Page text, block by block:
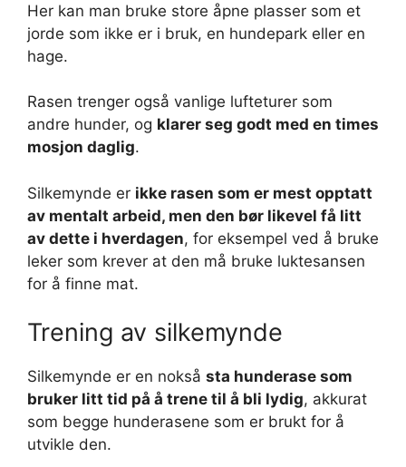
Her kan man bruke store åpne plasser som et
jorde som ikke er i bruk, en hundepark eller en
hage.
Rasen trenger også vanlige lufteturer som
andre hunder, og klarer seg godt med en times
mosjon daglig.
Silkemynde er ikke rasen som er mest opptatt
av mentalt arbeid, men den bør likevel få litt
av dette i hverdagen, for eksempel ved å bruke
leker som krever at den må bruke luktesansen
for å finne mat.
Trening av silkemynde
Silkemynde er en nokså sta hunderase som
bruker litt tid på å trene til å bli lydig, akkurat
som begge hunderasene som er brukt for å
utvikle den.